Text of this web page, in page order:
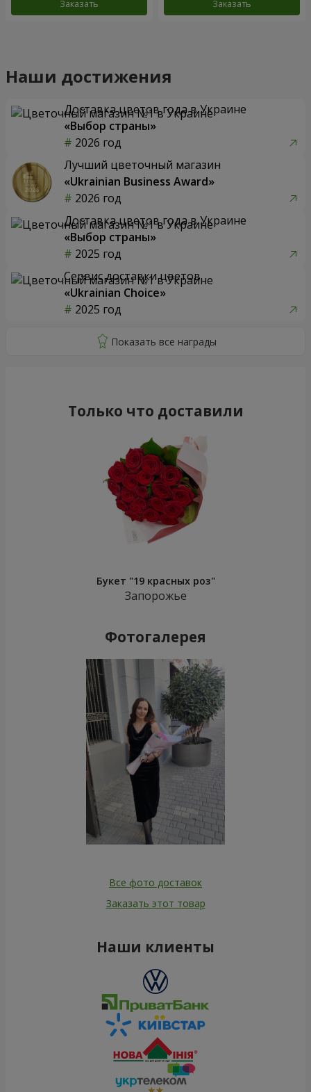
Заказать Заказать
Наши достижения
Доставка цветов года в Украине
«Выбор страны»
2026 год
Лучший цветочный магазин
«Ukrainian Business Award»
2026 год
Доставка цветов года в Украине
«Выбор страны»
2025 год
Сервис доставки цветов
«Ukrainian Choice»
2025 год
Только что доставили
Букет "19 красных роз"
Запорожье
Фотогалерея
Все фото доставок
Заказать этот товар
Наши клиенты